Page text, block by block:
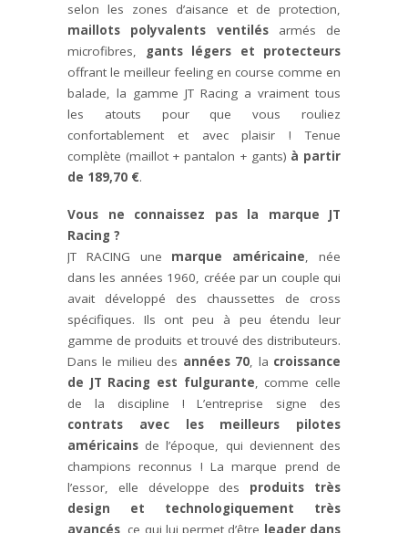
selon les zones d’aisance et de protection,
maillots polyvalents ventilésarmés de
microfibres,
gants légers et protecteurs
offrant le meilleur feeling en course comme en
balade, la gamme JT Racing a vraiment tous
les atouts pour que vous rouliez
confortablement et avec plaisir ! Tenue
complète (maillot + pantalon + gants) à partir
de 189,70 €.
Vous ne connaissez pas la marque JT
Racing ?
JT RACING une marque américaine, née
dans les années 1960, créée par un couple qui
avait développé des chaussettes de cross
spécifiques. Ils ont peu à peu étendu leur
gamme de produits et trouvé des distributeurs.
Dans le milieu des années 70, la croissance
de JT Racing est fulgurante, comme celle
de la discipline ! L’entreprise signe des
contrats avec les meilleurs pilotes
américains de l’époque, qui deviennent des
champions reconnus ! La marque prend de
l’essor, elle développe des produits très
design et technologiquement très
avancés , ce qui lui permet d’être leader dans